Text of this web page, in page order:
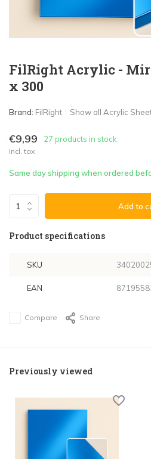
FilRight Acrylic -
x 300
Brand: FilRight Show all Acrylic
€9,99 27 products in stock
Incl. tax
Same day shipping when ordered
Add to
Product specifications
SKU
EAN
Compare Share
Previously viewed